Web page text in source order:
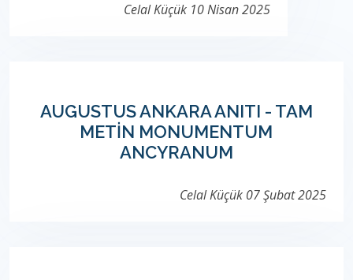
Celal Küçük 10 Nisan 2025
AUGUSTUS ANKARA ANITI - TAM
METİN MONUMENTUM
ANCYRANUM
Celal Küçük 07 Şubat 2025